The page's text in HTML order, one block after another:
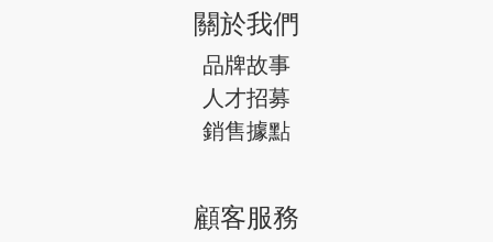
關於我們
品牌故事
人才招募
銷售據點
顧客服務